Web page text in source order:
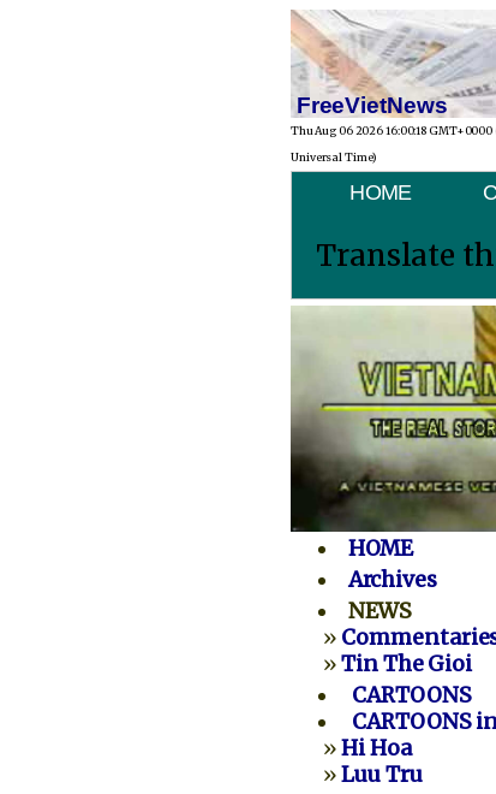
FreeVietNews
Thu Aug 06 2026 16:00:18
Universal Time)
HOME
Translate
HOME
Archives
NEWS
»
»Tin The Gioi
CARTOONS
CARTOONS
»Hi Hoa
»Luu Tru